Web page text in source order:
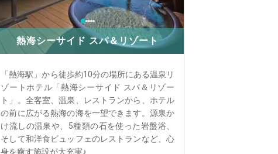
熱海シーサイド スパ＆リゾート
「熱海駅」から徒歩約10分の場所にある温泉リ
ゾートホテル「熱海シーサイド スパ＆リゾー
ト」。全客室、温泉、レストランから、ホテル
の前に広がる熱海の海を一望できます。源泉か
け流しの温泉や、5種類の石を使った岩盤浴、
そして和洋食ビュッフェのレストランなど、心
身を癒す施設が大充実♪